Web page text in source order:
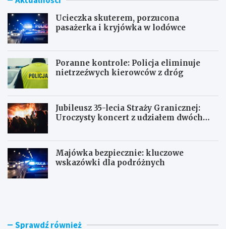
Ucieczka skuterem, porzucona
pasażerka i kryjówka w lodówce
Poranne kontrole: Policja eliminuje
nietrzeźwych kierowców z dróg
Jubileusz 35-lecia Straży Granicznej:
Uroczysty koncert z udziałem dwóch
Majówka bezpiecznie: kluczowe
wskazówki dla podróżnych
U
z
P
n Sprawdź również